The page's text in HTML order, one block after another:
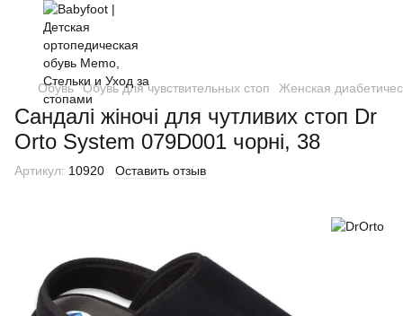
Обувь Обувь для чувствительных стоп Женская
Cандалі жіночі для чутливих стоп Dr
Orto System 079D001 чорні, 38
Артикул: 10920 Оставить отзыв